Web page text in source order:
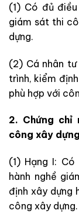
(1) Có đủ
giám sát thi
dựng.
(2) Cá nhân
trình, kiểm
phù hợp với
2. Chứng
công xây
(1) Hạng I:
hành nghề
định xây dựng
công xây dựng.